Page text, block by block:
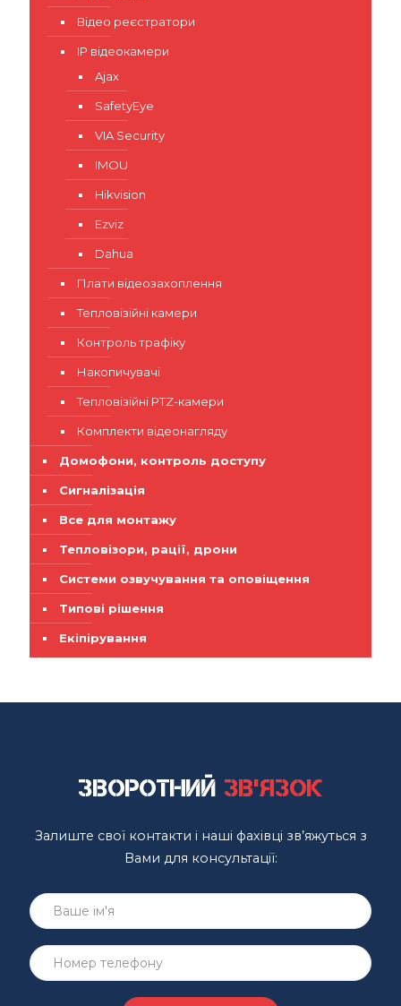
Відео реєстратори
IP відеокамери
Ajax
SafetyEye
VIA Security
IMOU
Hikvision
Ezviz
Dahua
Плати відеозахоплення
Тепловізійні камери
Контроль трафіку
Накопичувачі
Тепловізійні PTZ-камери
Комплекти відеонагляду
Домофони, контроль доступу
Сигналізація
Все для монтажу
Тепловізори, рації, дрони
Системи озвучування та оповіщення
Типові рішення
Екіпірування
Зворотний зв'язок
Залиште свої контакти і наші фахівці зв’яжуться з
Вами для консультації: